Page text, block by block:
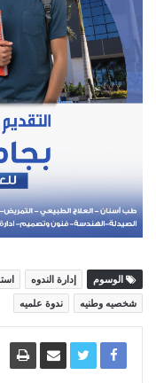
الوسوم إدارة الندوه
شخصيه وطنيه ندوة علميه